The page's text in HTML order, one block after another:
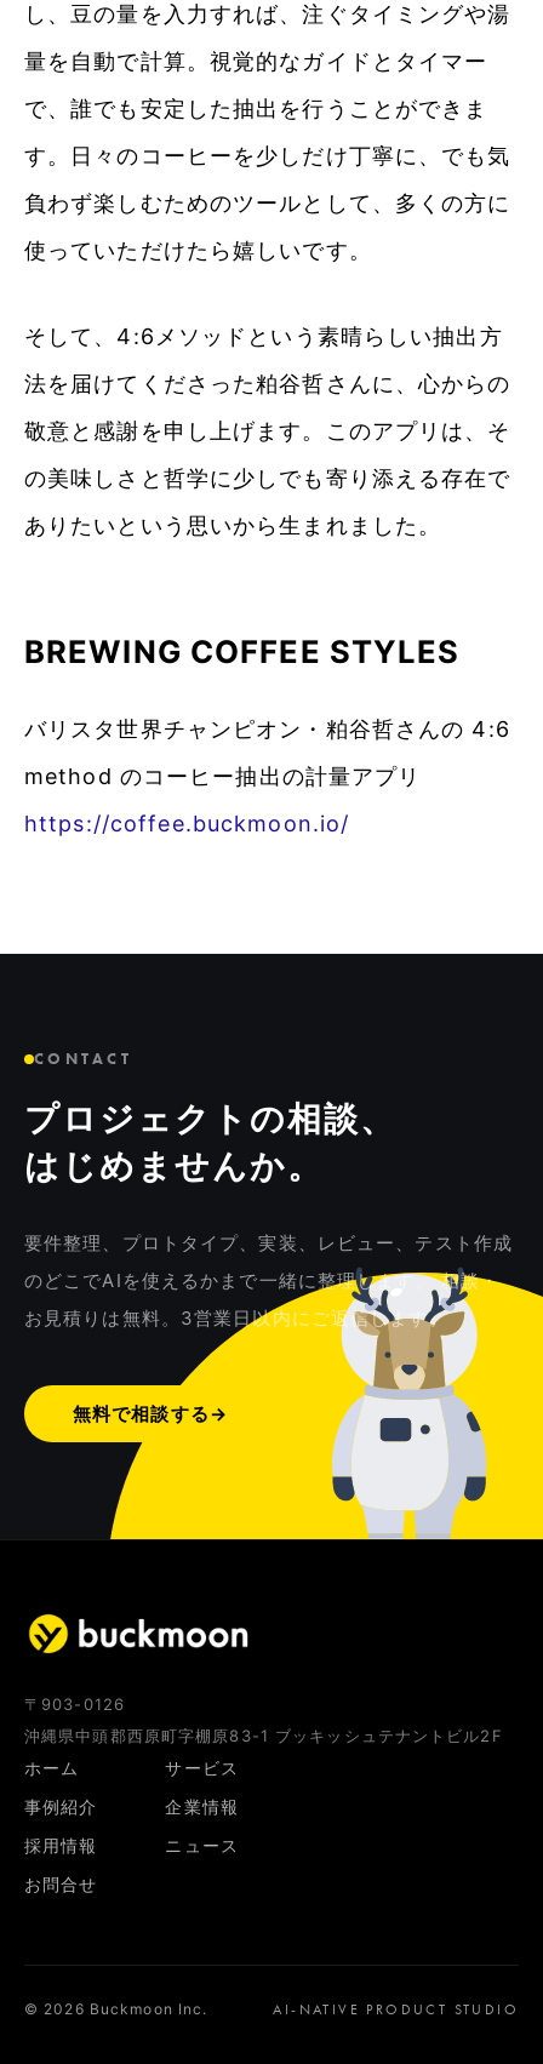
し、豆の量を入力すれば、注ぐタイミングや湯
量を自動で計算。視覚的なガイドとタイマー
で、誰でも安定した抽出を行うことができま
す。日々のコーヒーを少しだけ丁寧に、でも気
負わず楽しむためのツールとして、多くの方に
使っていただけたら嬉しいです。
そして、4:6メソッドという素晴らしい抽出方
法を届けてくださった粕谷哲さんに、心からの
敬意と感謝を申し上げます。このアプリは、そ
の美味しさと哲学に少しでも寄り添える存在で
ありたいという思いから生まれました。
BREWING COFFEE STYLES
バリスタ世界チャンピオン・粕谷哲さんの 4:6
method のコーヒー抽出の計量アプリ
https://coffee.buckmoon.io/
CONTACT
プロジェクトの相談、
はじめませんか。
要件整理、プロトタイプ、実装、レビュー、テスト作成
のどこでAIを使えるかまで一緒に整理します。 相談・
お見積りは無料。3営業日以内にご返信します。
無料で相談する→
〒903-0126
沖縄県中頭郡西原町字棚原83-1 ブッキッシュテナントビル2F
ホーム
サービス
事例紹介
企業情報
採用情報
ニュース
お問合せ
© 2026 Buckmoon Inc. AI-NATIVE PRODUCT STUDIO